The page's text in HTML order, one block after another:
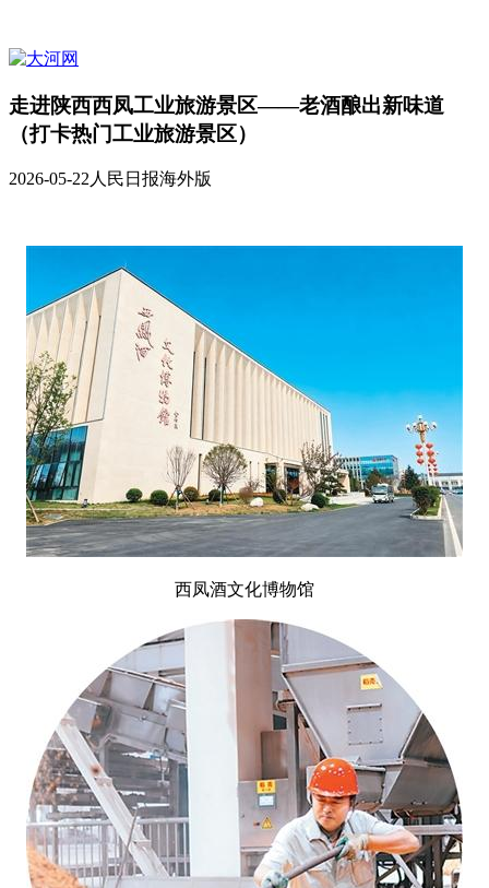
走进陕西西凤工业旅游景区——老酒酿出新味道
（打卡热门工业旅游景区）
2026-05-22人民日报海外版
西凤酒文化博物馆